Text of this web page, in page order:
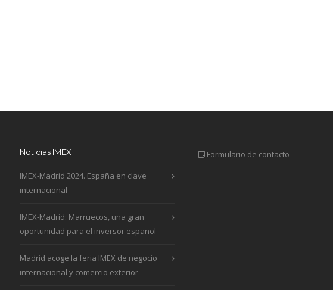
Noticias IMEX
IMEX-Madrid 2024. España en clave
internacional
IMEX-Madrid: Marruecos, una gran
oportunidad para el inversor español
Madrid acoge la feria IMEX de negocio
internacional y comercio exterior
Formulario de contacto